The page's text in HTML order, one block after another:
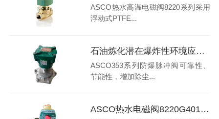
ASCO热水高温电磁阀8220系列采用
浮动式PTFE...
石油炼化潜在爆炸性环境应用ASCO353系列防爆脉冲阀特点有哪些
ASCO353系列防爆脉冲阀可靠性、
节能性，增加除尘...
ASCO热水电磁阀8220G401特点有哪些